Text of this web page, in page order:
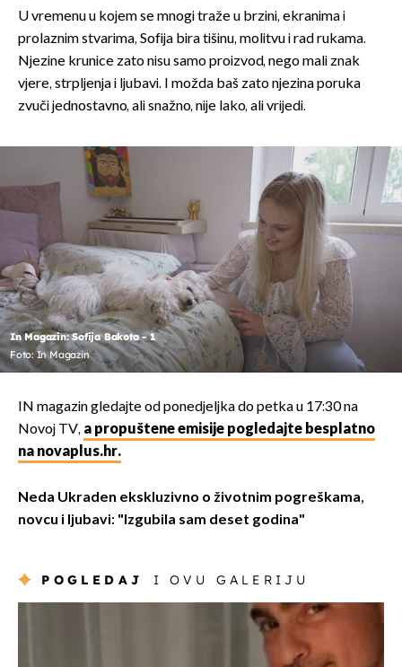
U vremenu u kojem se mnogi traže u brzini, ekranima i
prolaznim stvarima, Sofija bira tišinu, molitvu i rad rukama.
Njezine krunice zato nisu samo proizvod, nego mali znak
vjere, strpljenja i ljubavi. I možda baš zato njezina poruka
zvuči jednostavno, ali snažno, nije lako, ali vrijedi.
In Magazin: Sofija Bakota - 1
Foto: In Magazin
IN magazin gledajte od ponedjeljka do petka u 17:30 na
Novoj TV, a propuštene emisije pogledajte besplatno
na novaplus.hr.
Neda Ukraden ekskluzivno o životnim pogreškama,
novcu i ljubavi: "Izgubila sam deset godina"
POGLEDAJ I OVU GALERIJU